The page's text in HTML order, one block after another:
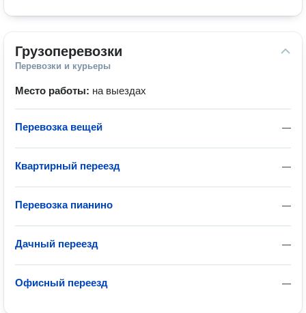
Грузоперевозки
Перевозки и курьеры
Место работы: на выездах
—
Перевозка вещей
—
Квартирный переезд
—
Перевозка пианино
—
Дачный переезд
—
Офисный переезд